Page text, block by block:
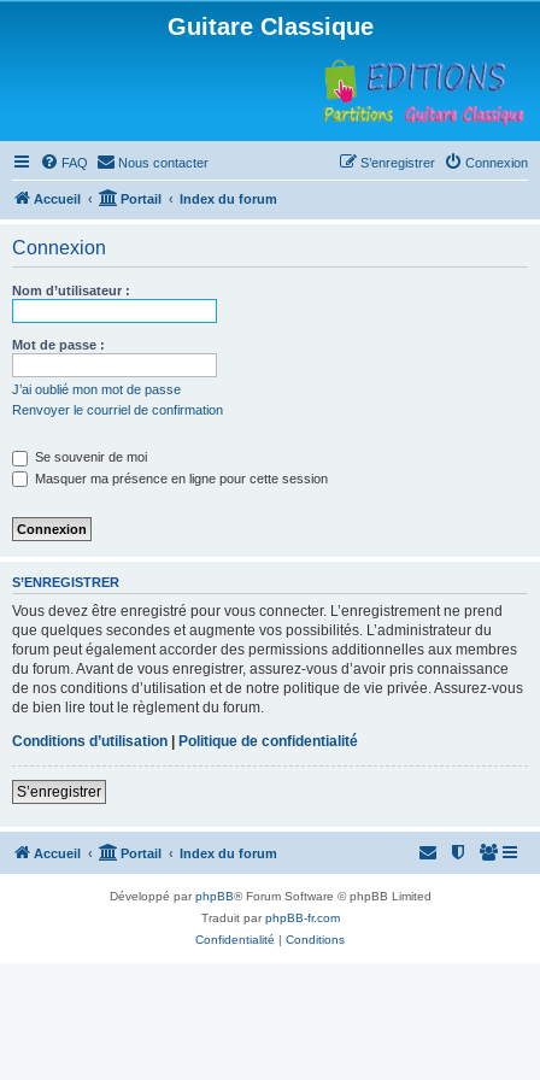
Guitare Classique
FAQ Nous contacter Connexion
S’enregistrer
Accueil Portail Index du forum
Connexion
Nom d’utilisateur :
Mot de passe :
J’ai oublié mon mot de passe
Renvoyer le courriel de confirmation
Se souvenir de moi
Masquer ma présence en ligne pour cette session
S’ENREGISTRER
Vous devez être enregistré pour vous connecter. L’enregistrement ne prend
que quelques secondes et augmente vos possibilités. L’administrateur du
forum peut également accorder des permissions additionnelles aux membres
du forum. Avant de vous enregistrer, assurez-vous d’avoir pris connaissance
de nos conditions d’utilisation et de notre politique de vie privée. Assurez-vous
de bien lire tout le règlement du forum.
Conditions d’utilisation | Politique de confidentialité
S’enregistrer
Accueil Portail Index du forum
Développé parphpBB® Forum Software © phpBB Limited
Traduit parphpBB-fr.com
Confidentialité | Conditions